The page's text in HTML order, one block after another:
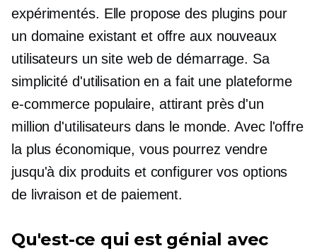
expérimentés. Elle propose des plugins pour
un domaine existant et offre aux nouveaux
utilisateurs un site web de démarrage. Sa
simplicité d'utilisation en a fait une plateforme
e-commerce populaire, attirant près d'un
million d'utilisateurs dans le monde. Avec l'offre
la plus économique, vous pourrez vendre
jusqu'à dix produits et configurer vos options
de livraison et de paiement.
Qu'est-ce qui est génial avec